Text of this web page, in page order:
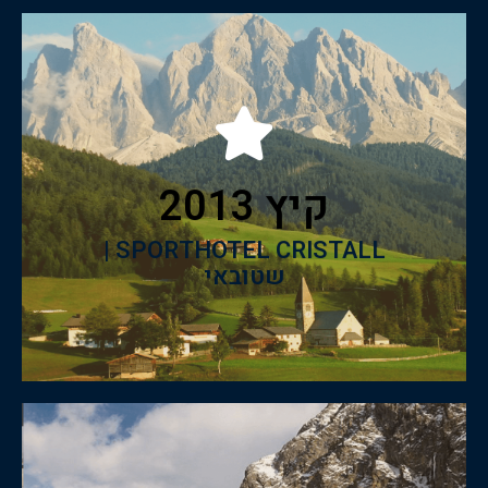
קיץ 2013
SPORTHOTEL CRISTALL |
שטובאי
קיץ 2013
SPORTHOTEL CRISTALL | שטובאי
לצפיה בקטלוג